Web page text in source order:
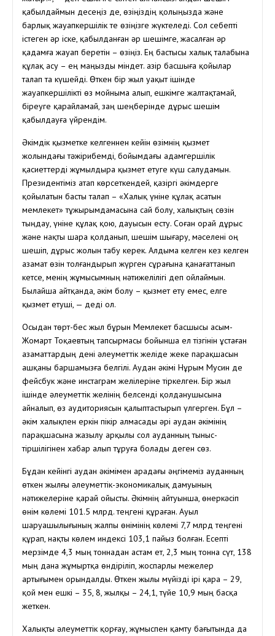
қабылдаймын десеңіз де, өзіңіздің қолыңызда және
барлық жауапкершілік те өзіңізге жүктеледі. Сол себепті
істеген әр іске, қабылданған әр шешімге, жасалған әр
қадамға жауап беретін – өзіңіз. Ең бастысы халық талабына
құлақ асу – ең маңызды міндет. Қазір басшыға қойылар
талап та күшейді. Өткен бір жыл уақыт ішінде
жауапкершілікті өз мойныма алып, ешкімге жалтақтамай,
біреуге қарайламай, заң шеңберінде дұрыс шешім
қабылдауға үйрендім.
Әкімдік қызметке келгеннен кейін өзімнің қызмет
жолындағы тәжірибемді, бойымдағы адамгершілік
қасиеттерді жұмылдыра қызмет етуге күш салудамын.
Президентіміз атап көрсеткендей, қазіргі әкімдерге
қойылатын басты талап – «Халық үніне құлақ асатын
мемлекет» тұжырымдамасына сай болу, халықтың сөзін
тыңдау, үніне құлақ қою, дауысын есту. Соған орай дұрыс
және нақты шара қолданып, шешім шығару, мәселені оң
шешіп, дұрыс жолын табу керек. Алдыма келген кез келген
азамат өзін толғандырып жүрген сұрағына қанағаттанып
кетсе, менің жұмысымның нәтижелілігі деп ойлаймын.
Былайша айтқанда, әкім болу – қызмет ету емес, елге
қызмет етуші, — деді ол.
Осыдан төрт-бес жыл бұрын Мемлекет басшысы Қасым-
Жомарт Тоқаевтың тапсырмасы бойынша ел тізгінін ұстаған
азаматтардың дені әлеуметтік желіде жеке парақшасын
ашқаны баршамызға белгілі. Аудан әкімі Нұрым Мусин де
фейсбук және инстаграм желілеріне тіркелген. Бір жыл
ішінде әлеуметтік желінің белсенді қолданушысына
айналып, өз аудиториясын қалыптастырып үлгерген. Бұл –
әкім халықпен еркін пікір алмасады әрі аудан әкімінің
парақшасына жазылу арқылы сол ауданның тыныс-
тіршілігінен хабар алып тұруға болады деген сөз.
Бұдан кейінгі аудан әкімімен арадағы әңгімеміз ауданның
өткен жылғы әлеуметтік-экономикалық дамуының
нәтижелеріне қарай ойысты. Әкімнің айтуынша, өнеркәсіп
өнім көлемі 101.5 млрд. теңгені құраған. Ауыл
шаруашылығының жалпы өнімінің көлемі 7,7 млрд теңгені
құрап, нақты көлем индексі 103,1 пайыз болған. Есепті
мерзімде 4,3 мың тоннадан астам ет, 2,3 мың тонна сүт, 138
мың дана жұмыртқа өндіріліп, жоспарлы межелер
артығымен орындалды. Өткен жылы мүйізді ірі қара – 29,
қой мен ешкі – 35, 8, жылқы – 24,1, түйе 10,9 мың басқа
жеткен.
Халықты әлеуметтік қорғау, жұмыспен қамту бағытында да